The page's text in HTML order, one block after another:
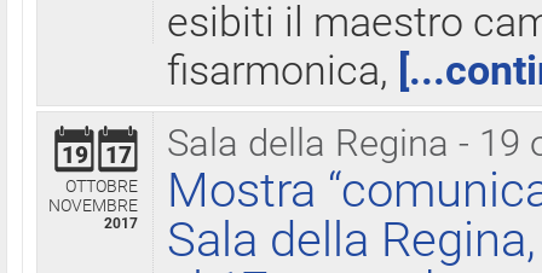
esibiti il maestro
fisarmonica,
Sala della Regina - 19
19 17
OTTOBRE
NOVEMBRE
2017
Mostra
Sala della